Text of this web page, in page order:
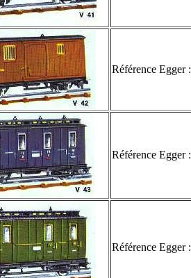
Référence Egger :
Référence Egger :
Référence Egger :